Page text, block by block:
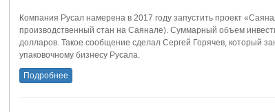
Компания Русал намерена в 2017 году запустить проект
производственный стан на Саянале). Суммарный объем
долларов. Такое сообщение сделал Сергей Горячев, который
упаковочному бизнесу Русала.
Подробнее